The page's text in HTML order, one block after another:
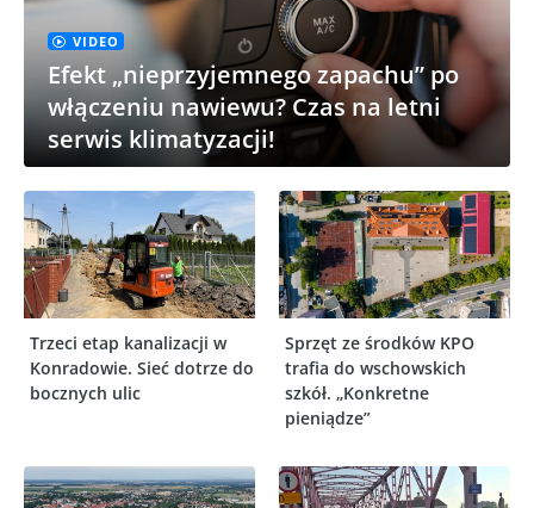
VIDEO
Efekt „nieprzyjemnego zapachu” po
włączeniu nawiewu? Czas na letni
serwis klimatyzacji!
Trzeci etap kanalizacji w
Konradowie. Sieć dotrze do
bocznych ulic
Sprzęt ze środków KPO
trafia do wschowskich
szkół. „Konkretne
pieniądze”